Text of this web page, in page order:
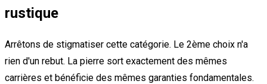
rustique
Arrêtons de stigmatiser cette catégorie. Le 2ème choix n'a
rien d'un rebut. La pierre sort exactement des mêmes
carrières et bénéficie des mêmes garanties fondamentales.